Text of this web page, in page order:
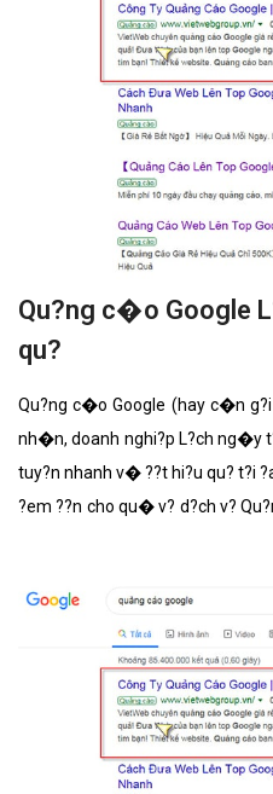
Qu?ng c�o Google
qu?
Qu?ng c�o Google (hay c�n
nh�n, doanh nghi?p L?ch ng�y
tuy?n nhanh v� ??t hi?u qu? t?i
?em ??n cho qu� v? d?ch v?